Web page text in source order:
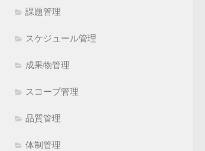
課題管理
スケジュール管理
成果物管理
スコープ管理
品質管理
体制管理